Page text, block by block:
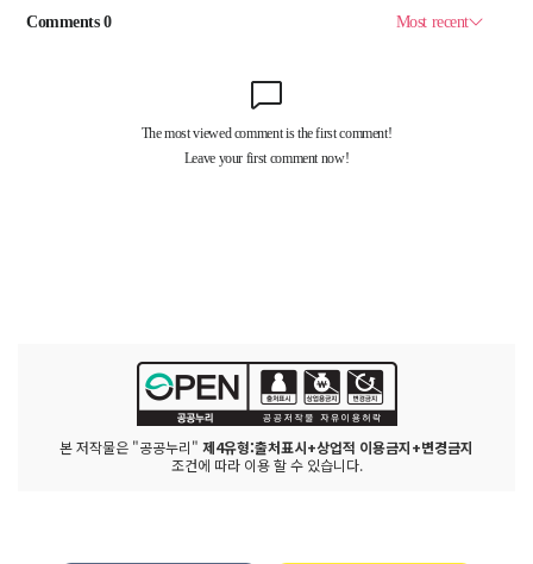
본 저작물은 "공공누리" 제4유형:출처표시+상업적 이용금지+변경금지
조건에 따라 이용 할 수 있습니다.